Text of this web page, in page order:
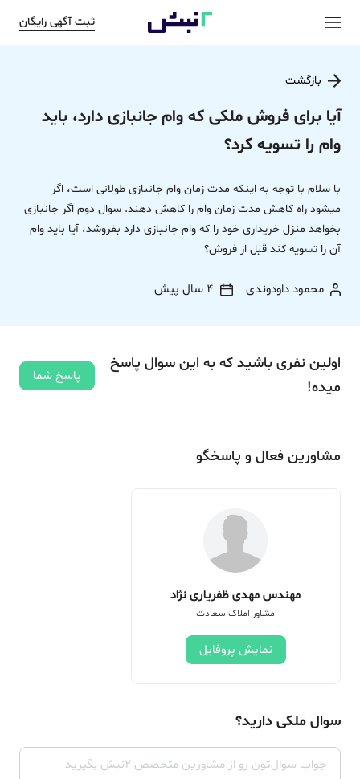
ثبت آگهی رایگان
بازگشت
آیا برای فروش ملکی که وام جانبازی دارد، باید
وام را تسویه کرد؟
با سلام با توجه به اینکه مدت زمان وام جانبازی طولانی است، اگر
میشود راه کاهش مدت زمان وام را کاهش دهند. سوال دوم اگر جانبازی
بخواهد منزل خریداری خود را که وام جانبازی دارد بفروشد، آیا باید وام
آن را تسویه کند قبل از فروش؟
محمود داودوندی 4 سال پیش
اولین نفری باشید که به این سوال پاسخ
میده!
پاسخ شما
مشاورین فعال و پاسخگو
مهندس مهدی ظفریاری نژاد
مشاور املاک سعادت
نمایش پروفایل
سوال ملکی دارید؟